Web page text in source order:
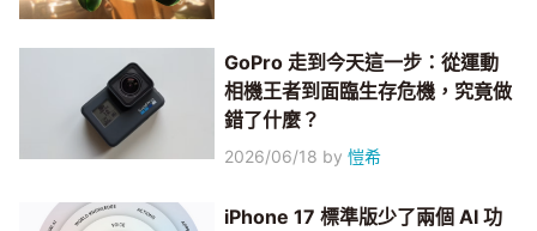
GoPro 走到今天這一步：從運動
相機王者到面臨生存危機，究竟做
錯了什麼？
2026/06/18 by愷希
iPhone 17 標準版少了兩個 AI 功